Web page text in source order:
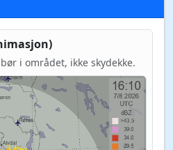
i området, ikke skydekke.